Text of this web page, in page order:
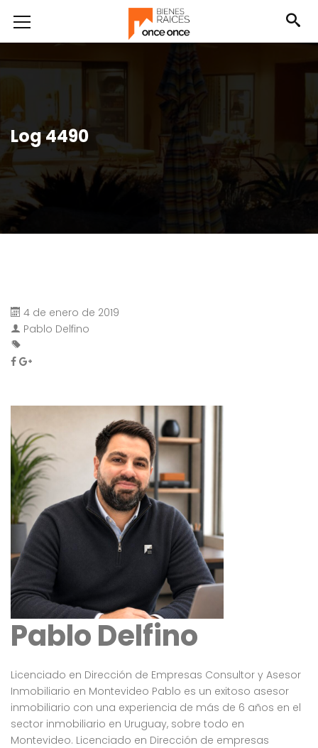
Log 4490
4 de enero de 2019
Pablo Delfino
Pablo Delfino
Licenciado en Dirección de Empresas Consultor y Asesor
Inmobiliario en Montevideo Pablo es un exitoso asesor
inmobiliario con una experiencia de más de 6 años en el
sector inmobiliario en Uruguay, sobre todo en
Montevideo. Licenciado en Dirección de empresas